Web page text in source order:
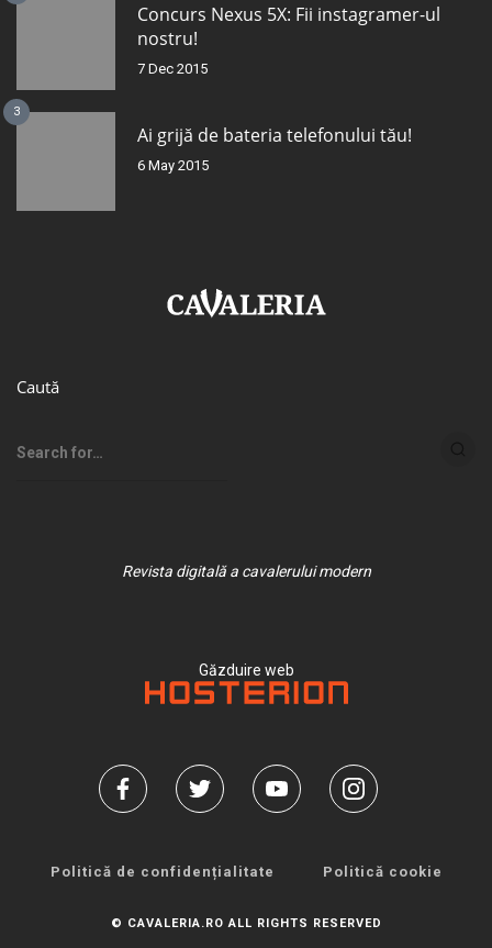
Concurs Nexus 5X: Fii instagramer-ul
nostru!
7 Dec 2015
3
Ai grijă de bateria telefonului tău!
6 May 2015
Caută
Revista digitală a cavalerului modern
Găzduire web
Politică de confidențialitate Politică cookie
© CAVALERIA.RO ALL RIGHTS RESERVED